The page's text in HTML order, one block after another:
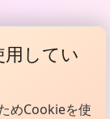
用してい
めCookieを使